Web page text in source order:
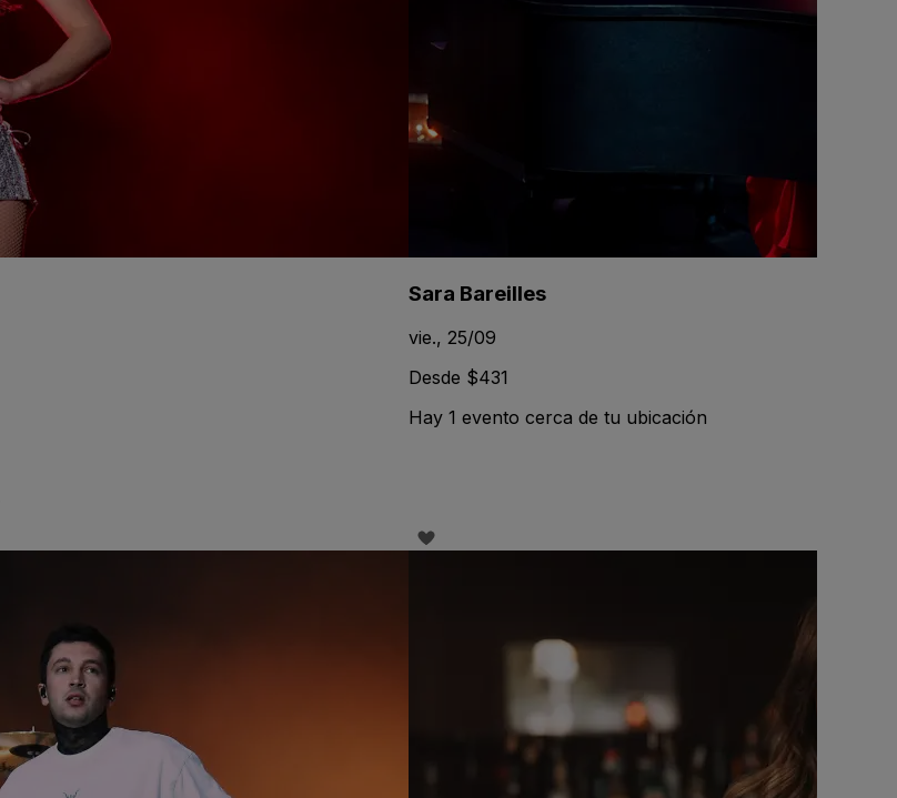
Sara Bareilles
vie., 25/09
Desde $431
Hay 1 evento cerca de tu ubicación